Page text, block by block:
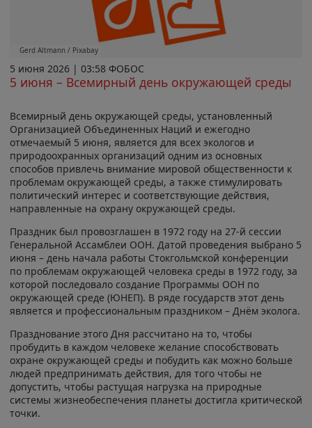
Gerd Altmann / Pixabay
5 июня 2026 | 03:58 ФОБОС
5 июня – Всемирный день окружающей среды
Всемирный день окружающей среды, установленный
Организацией Объединенных Наций и ежегодно
отмечаемый 5 июня, является для всех экологов и
природоохранных организаций одним из основных
способов привлечь внимание мировой общественности к
проблемам окружающей среды, а также стимулировать
политический интерес и соответствующие действия,
направленные на охрану окружающей среды.
Праздник был провозглашен в 1972 году на 27-й сессии
Генеральной Ассамблеи ООН. Датой проведения выбрано 5
июня – день начала работы Стокгольмской конференции
по проблемам окружающей человека среды в 1972 году, за
которой последовало создание Программы ООН по
окружающей среде (ЮНЕП). В ряде государств этот день
является и профессиональным праздником – Днём эколога.
Празднование этого Дня рассчитано на то, чтобы
пробудить в каждом человеке желание способствовать
охране окружающей среды и побудить как можно больше
людей предпринимать действия, для того чтобы не
допустить, чтобы растущая нагрузка на природные
системы жизнеобеспечения планеты достигла критической
точки.